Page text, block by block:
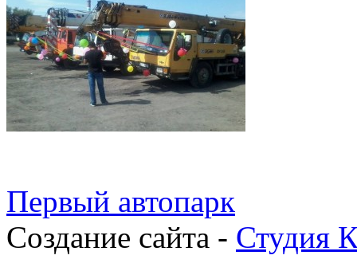
Первый автопарк
Создание сайта - Студия